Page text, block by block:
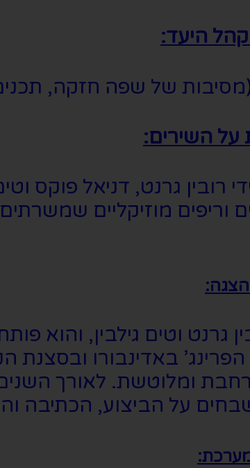
קהל היעד:
על השירים:
רובין גרנט, דניאל פוקס
וריפים מוזיקליים
באדינבורו
ומלוטשת. לאורך
על הביצוע, הכתיבה